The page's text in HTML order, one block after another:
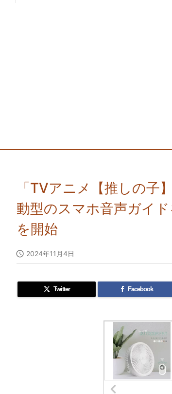
「TVアニメ【推しの子
動型のスマホ音声ガイ
を開始
 2024年11月4日
Twitter Facebook